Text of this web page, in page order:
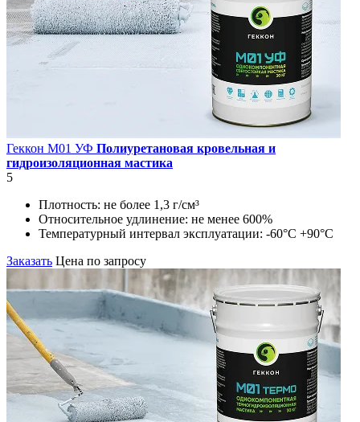
Геккон М01 УФ Полиуретановая кровельная и
гидроизоляционная мастика
5
Плотность: не более 1,3 г/см³
Относительное удлинение: не менее 600%
Температурный интервал эксплуатации: -60°С +90°С
Заказать Цена по запросу